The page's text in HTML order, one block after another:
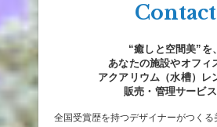
Contact
“癒しと空間美”を、
あなたの施設やオフィ
アクアリウム（水槽）レ
販売・管理サービス
全国受賞歴を持つデザイナーがつく